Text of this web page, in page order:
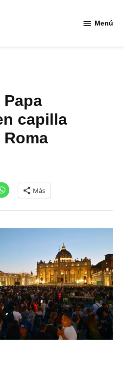
Menú
capilla
Más